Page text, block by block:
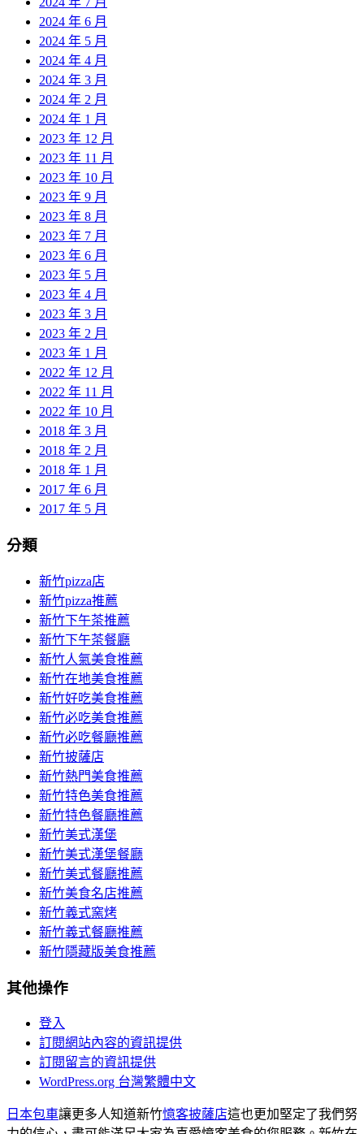
2024 年 6 月
2024 年 5 月
2024 年 4 月
2024 年 3 月
2024 年 2 月
2024 年 1 月
2023 年 12 月
2023 年 11 月
2023 年 10 月
2023 年 9 月
2023 年 8 月
2023 年 7 月
2023 年 6 月
2023 年 5 月
2023 年 4 月
2023 年 3 月
2023 年 2 月
2023 年 1 月
2022 年 12 月
2022 年 11 月
2022 年 10 月
2018 年 3 月
2018 年 2 月
2018 年 1 月
2017 年 6 月
2017 年 5 月
分類
新竹pizza店
新竹pizza推薦
新竹下午茶推薦
新竹下午茶餐廳
新竹人氣美食推薦
新竹在地美食推薦
新竹好吃美食推薦
新竹必吃美食推薦
新竹必吃餐廳推薦
新竹披薩店
新竹熱門美食推薦
新竹特色美食推薦
新竹特色餐廳推薦
新竹美式漢堡
新竹美式漢堡餐廳
新竹美式餐廳推薦
新竹美食名店推薦
新竹義式窯烤
新竹義式餐廳推薦
新竹隱藏版美食推薦
其他操作
登入
訂閱網站內容的資訊提供
訂閱留言的資訊提供
WordPress.org 台灣繁體中文
日本包車讓更多人知道新竹憶客披薩店這也更加堅定了我們努